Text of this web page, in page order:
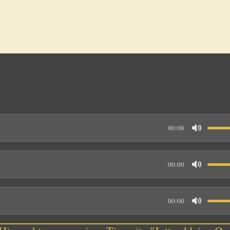
00:00
M
u
t
00:00
M
u
t
00:00
M
u